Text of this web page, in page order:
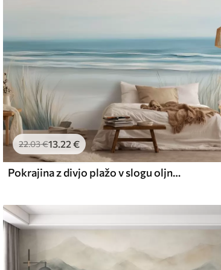
.6734.00 €/m²
and Stick
49.00€/m²
22.03€13 .22 €
Pokrajina z divjo plažo v slogu oljne slike